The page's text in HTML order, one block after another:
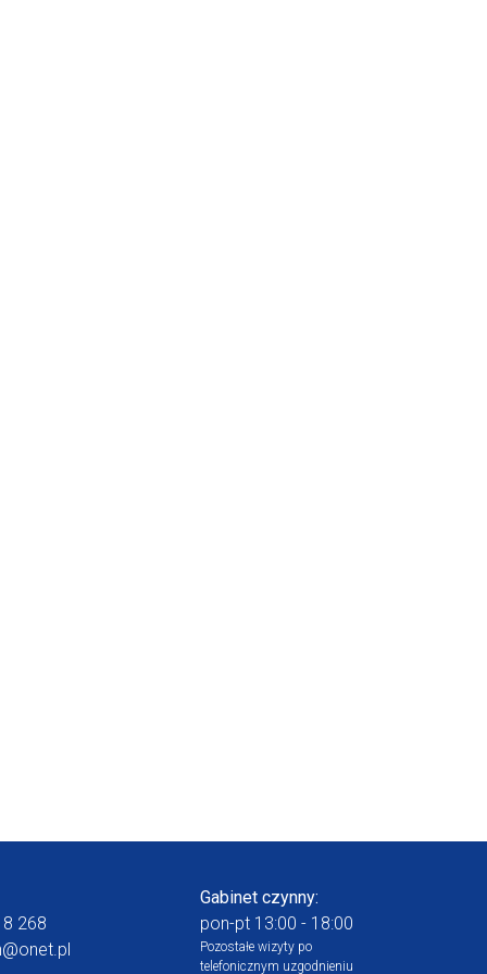
268
Gabinet czynny:
pon-pt 13:00 - 18:00
Pozostałe wizyty po
telefonicznym uzgodnieniu